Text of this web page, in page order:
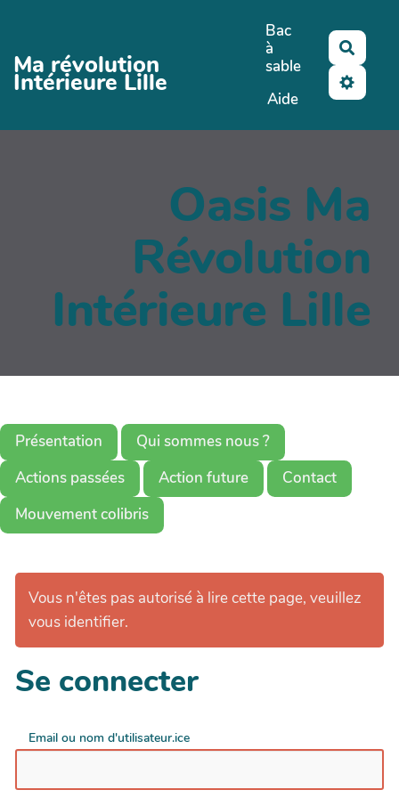
Ma révolution
Intérieure Lille
Bac
à
sable
Aide
Oasis Ma
Révolution
Intérieure Lille
Présentation
Qui sommes nous ?
Actions passées
Action future
Contact
Mouvement colibris
Vous n'êtes pas autorisé à lire cette page, veuillez
vous identifier.
Se connecter
Email ou nom d'utilisateur.ice